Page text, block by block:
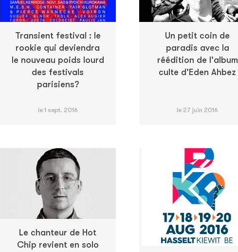
Transient festival : le
rookie qui deviendra
le nouveau poids lourd
des festivals
parisiens?
le 1 sept. 2016
Un petit coin de
paradis avec la
réédition de l'album
culte d'Eden Ahbez
le 27 juin 2016
Le chanteur de Hot
Chip revient en solo